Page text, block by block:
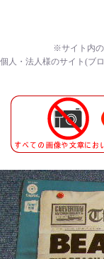
※サイト内
個人・法人様のサイト(ブ